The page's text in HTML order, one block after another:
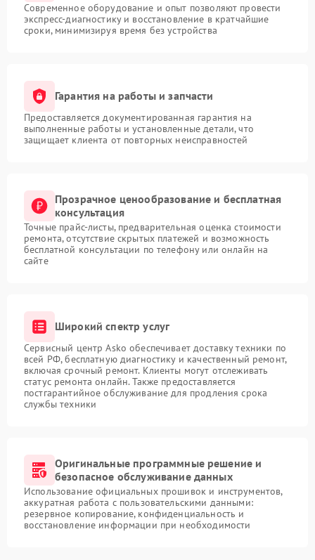
Современное оборудование и опыт позволяют провести
экспресс-диагностику и восстановление в кратчайшие
сроки, минимизируя время без устройства
Гарантия на работы и запчасти
Предоставляется документированная гарантия на
выполненные работы и установленные детали, что
защищает клиента от повторных неисправностей
Прозрачное ценообразование и бесплатная
консультация
Точные прайс-листы, предварительная оценка стоимости
ремонта, отсутствие скрытых платежей и возможность
бесплатной консультации по телефону или онлайн на
сайте
Широкий спектр услуг
Сервисный центр Asko обеспечивает доставку техники по
всей РФ, бесплатную диагностику и качественный ремонт,
включая срочный ремонт. Клиенты могут отслеживать
статус ремонта онлайн. Также предоставляется
постгарантийное обслуживание для продления срока
службы техники
Оригинальные программные решение и
безопасное обслуживание данных
Использование официальных прошивок и инструментов,
аккуратная работа с пользовательскими данными:
резервное копирование, конфиденциальность и
восстановление информации при необходимости